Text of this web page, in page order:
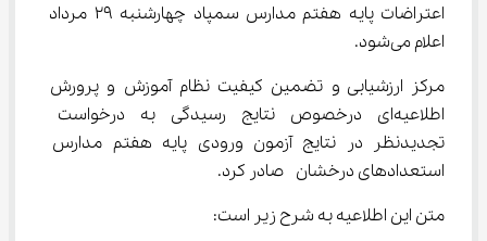
اعتراضات پایه هفتم مدارس سمپاد چهارشنبه ۲۹ مرداد
اعلام می‌شود.
مرکز ارزشیابی و تضمین کیفیت نظام آموزش و پرورش
اطلاعیه‌ای درخصوص نتایج رسیدگی به درخواست
تجدیدنظر در نتایج آزمون ورودی پایه هفتم مدارس
استعدادهای درخشان  صادر کرد.
متن این اطلاعیه به شرح زیر است: